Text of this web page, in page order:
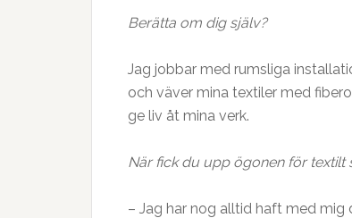
Berätta om dig själv?
Jag jobbar med rumsliga
och väver mina textiler med
ge liv åt mina verk.
När fick du upp ögonen för textilt
– Jag har nog alltid haft med mig